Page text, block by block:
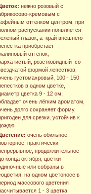
нежно розовый с
кремовым с
оттенком центром, при
распускании появляется
глазок, а край внешнего
приобретает
оттенок,
розетковидный со
формой лепестков,
густомахровый, 100 - 150
в одном цветке,
цветка 9 - 12 см,
очень лёгким ароматом,
долго сохраняет форму,
для срезки, устойчив к
очень обильное,
практически
продолжительное
конца октября, цветки
или собраны в
на одном цветоносе в
массового цветения
1 - 3 цветка